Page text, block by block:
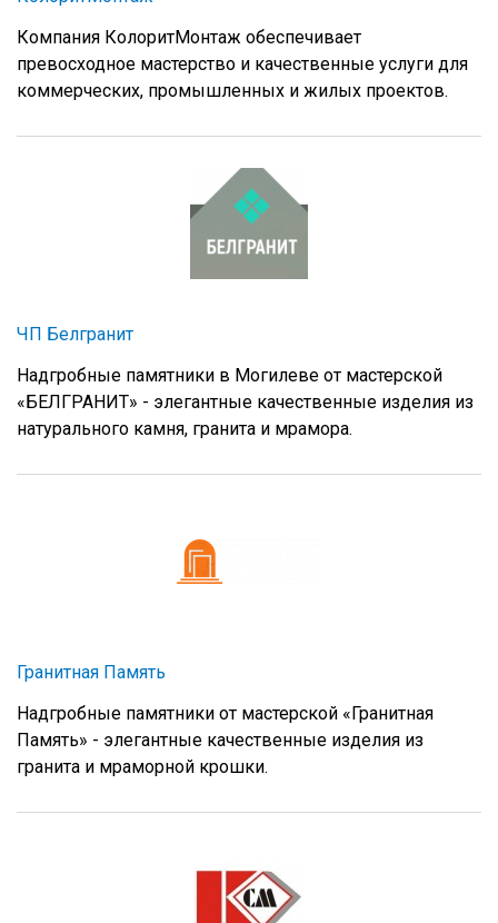
Компания КолоритМонтаж обеспечивает
превосходное мастерство и качественные услуги для
коммерческих, промышленных и жилых проектов.
ЧП Белгранит
Надгробные памятники в Могилеве от мастерской
«БЕЛГРАНИТ» - элегантные качественные изделия из
натурального камня, гранита и мрамора.
Гранитная Память
Надгробные памятники от мастерской «Гранитная
Память» - элегантные качественные изделия из
гранита и мраморной крошки.